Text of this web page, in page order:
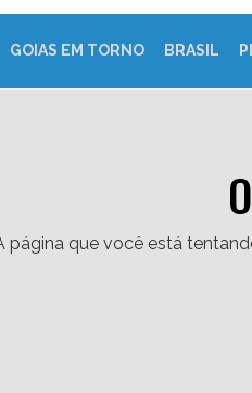
GOIAS EM TORNO BRASIL
página que você está